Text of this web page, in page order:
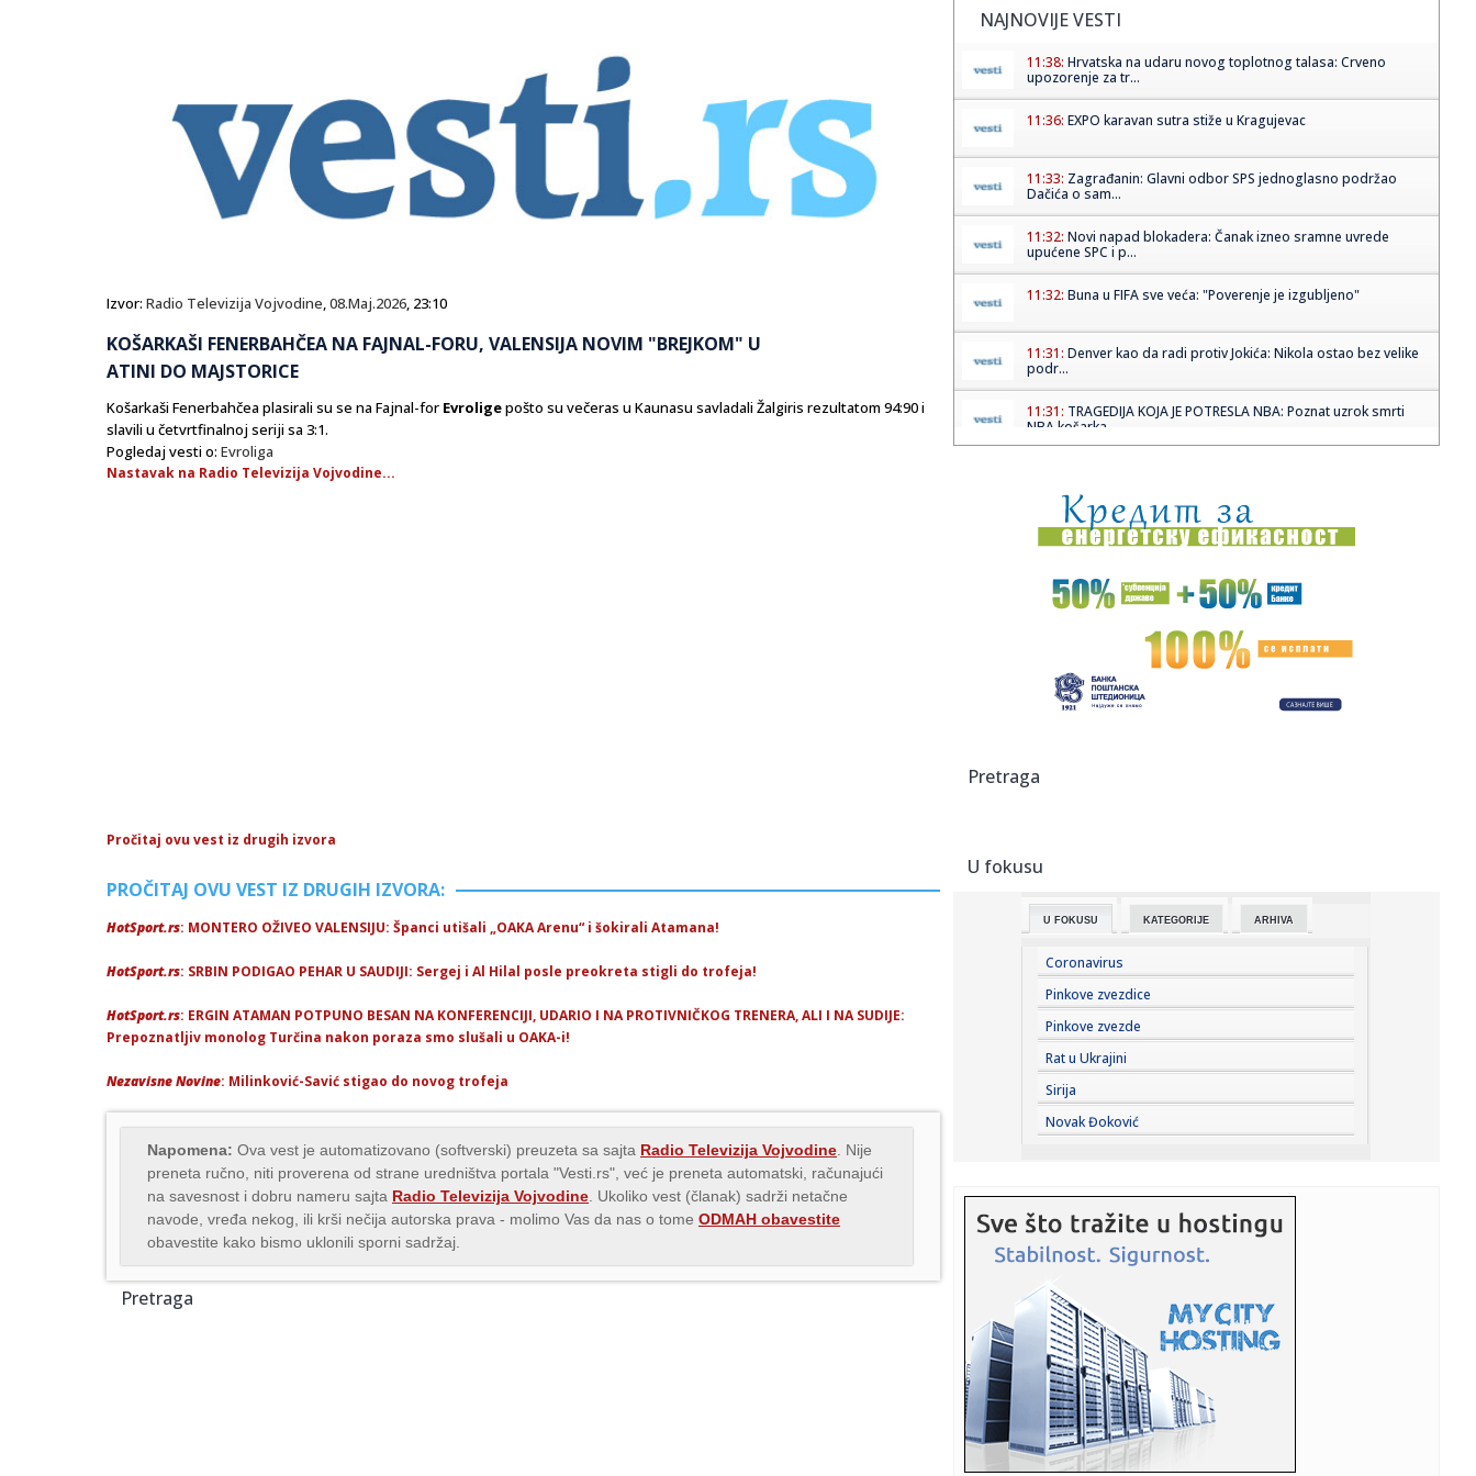
Izvor: Radio Televizija Vojvodine,08.Maj.2026, 23:10
KOŠARKAŠI FENERBAHČEA NA FAJNAL-FORU, VALENSIJA NOVIM "BREJKOM" U
ATINI DO MAJSTORICE
Košarkaši Fenerbahčea plasirali su se na Fajnal-for Evroligepošto su večeras u Kaunasu savladali Žalgiris rezultatom 94:90 i
slavili u četvrtfinalnoj seriji sa 3:1.
Pogledaj vesti o: Evroliga
Nastavak na Radio Televizija Vojvodine...
Pročitaj ovu vest iz drugih izvora
PROČITAJ OVU VEST IZ DRUGIH IZVORA:
HotSport.rs: MONTERO OŽIVEO VALENSIJU: Španci utišali „OAKA Arenu“ i šokirali Atamana!
HotSport.rs: SRBIN PODIGAO PEHAR U SAUDIJI: Sergej i Al Hilal posle preokreta stigli do trofeja!
HotSport.rs: ERGIN ATAMAN POTPUNO BESAN NA KONFERENCIJI, UDARIO I NA PROTIVNIČKOG TRENERA, ALI I NA SUDIJE:
Prepoznatljiv monolog Turčina nakon poraza smo slušali u OAKA-i!
Nezavisne Novine: Milinković-Savić stigao do novog trofeja
Napomena: Ova vest je automatizovano (softverski) preuzeta sa sajta Radio Televizija Vojvodine . Nije
preneta ručno, niti proverena od strane uredništva portala "Vesti.rs", već je preneta automatski, računajući
na savesnost i dobru nameru sajta Radio Televizija Vojvodine . Ukoliko vest (članak) sadrži netačne
navode, vređa nekog, ili krši nečija autorska prava - molimo Vas da nas o tome ODMAH obavestite
obavestite kako bismo uklonili sporni sadržaj.
Pretraga
NAJNOVIJE VESTI
11:38: Hrvatska na udaru novog toplotnog talasa: Crveno
upozorenje za tr...
11:36: EXPO karavan sutra stiže u Kragujevac
11:33: Zagrađanin: Glavni odbor SPS jednoglasno podržao
Dačića o sam...
11:32: Novi napad blokadera: Čanak izneo sramne uvrede
upućene SPC i p...
11:32: Buna u FIFA sve veća: "Poverenje je izgubljeno"
11:31: Denver kao da radi protiv Jokića: Nikola ostao bez velike
podr...
11:31: TRAGEDIJA KOJA JE POTRESLA NBA: Poznat uzrok smrti
NBA košarka...
11:28:U požaru u Gornjem Milanovcu izgorela kompletna kuća
šestočla...
11:26:Novak Đoković otvorio dušu: "Taj poraz me uništio"
Na Zlatiboru žu-žu prodaju na komad
11:26:Težak sudar više vozila na putu Stolac - Neum: Nekoliko
pažnju na...
11:26:
11:26:
Astronomi prvi put ispratili eksplozivnu smrt ogromne
11:26:Katić nakon pucnjava: Ljudi su s pravom zabrinuti, i ja sam
kao ...
11:25:Vučević srušio laži o "Sarajevo safariju"; Poslao poruku:
"Vu...
11:22:Amerikanci očekuju skoro razrešenje: Dogovor o
Ormuskom moreuzu...
11:19: Nastavak konstitutivne sednice Skupštine Kosova i nakon
isteka u...
11:15:
‘Second Song...
11:15:Šok otkriće u stanu Saše Vidića: Pronađen rukopis knjige
koj...
11:10:Lozano na pozajmici u Galaksiju
11:04:Данас се ово не ради у кући: Срби ...
Pretraga
U fokusu
U FOKUSU KATEGORIJE ARHIVA
Coronavirus
Pinkove zvezdice
Pinkove zvezde
Rat u Ukrajini
Sirija
Novak Đoković